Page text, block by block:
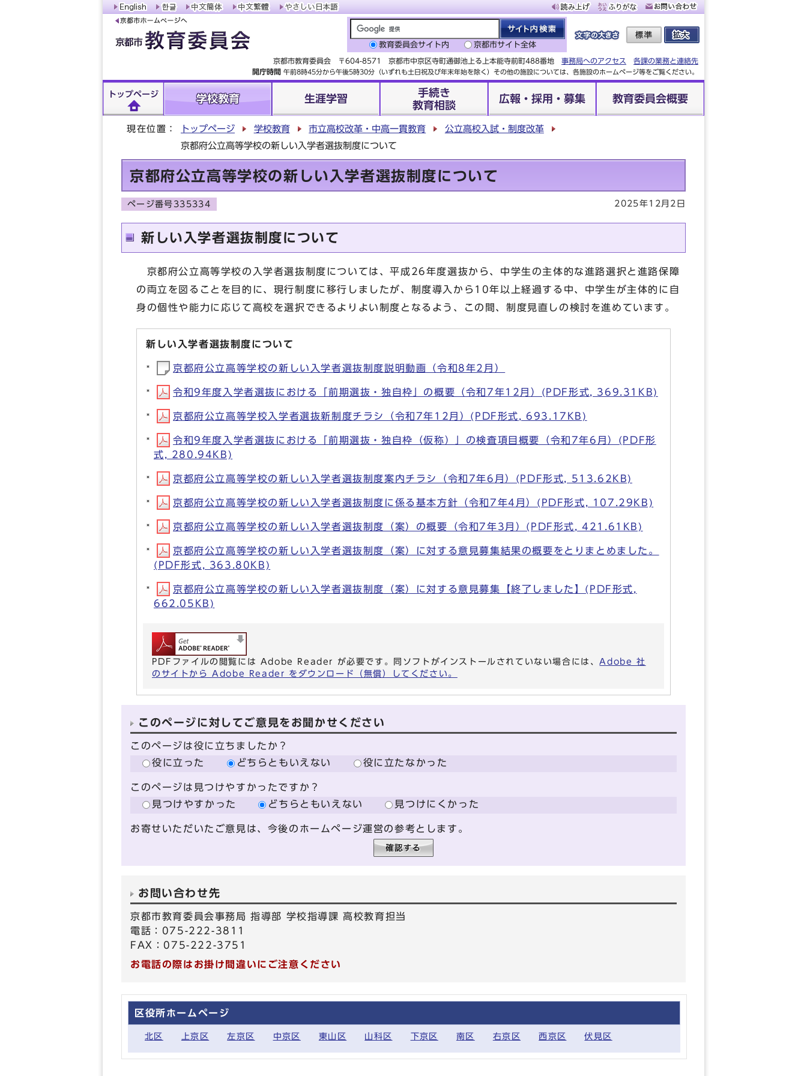
教育委員会サイト内 京都市サイト全体
京都市教育委員会 〒604-8571 京都市中京区寺町通御池上る上本能寺前町488番地 事務局へのアクセス
各課の業務と連絡先
開庁時間 午前8時45分から午後5時30分（いずれも土日祝及び年末年始を除く）その他の施設については、各施設のホームページ等をご覧ください。
トップページ 学校教育 生涯学習
手続き
教育相談
広報・採用・募集 教育委員会概要
現在位置： トップページ 学校教育 市立高校改革・中高一貫教育
公立高校入試・制度改革
京都府公立高等学校の新しい入学者選抜制度について
京都府公立高等学校の新しい入学者選抜制度について
ページ番号335334 2025年12月2日
新しい入学者選抜制度について
京都府公立高等学校の入学者選抜制度については、平成26年度選抜から、中学生の主体的な進路選択と進路保障
の両立を図ることを目的に、現行制度に移行しましたが、制度導入から10年以上経過する中、中学生が主体的に自
身の個性や能力に応じて高校を選択できるよりよい制度となるよう、この間、制度見直しの検討を進めています。
新しい入学者選抜制度について
京都府公立高等学校の新しい入学者選抜制度説明動画（令和8年2月）
令和9年度入学者選抜における「前期選抜・独自枠」の概要（令和7年12月）(PDF形式, 369.31KB)
京都府公立高等学校入学者選抜新制度チラシ（令和7年12月）(PDF形式, 693.17KB)
令和9年度入学者選抜における「前期選抜・独自枠（仮称）」の検査項目概要（令和7年6月）(PDF形
式, 280.94KB)
京都府公立高等学校の新しい入学者選抜制度案内チラシ（令和7年6月）(PDF形式, 513.62KB)
京都府公立高等学校の新しい入学者選抜制度に係る基本方針（令和7年4月）(PDF形式, 107.29KB)
京都府公立高等学校の新しい入学者選抜制度（案）の概要（令和7年3月）(PDF形式, 421.61KB)
京都府公立高等学校の新しい入学者選抜制度（案）に対する意見募集結果の概要をとりまとめました。
(PDF形式, 363.80KB)
京都府公立高等学校の新しい入学者選抜制度（案）に対する意見募集【終了しました】(PDF形式,
662.05KB)
PDFファイルの閲覧には Adobe Reader が必要です。同ソフトがインストールされていない場合には、Adobe 社
のサイトから Adobe Reader をダウンロード（無償）してください。
このページに対してご意見をお聞かせください
このページは役に立ちましたか？
役に立った
どちらともいえない 役に立たなかった
このページは見つけやすかったですか？
見つけやすかった
どちらともいえない 見つけにくかった
お寄せいただいたご意見は、今後のホームページ運営の参考とします。
お問い合わせ先
京都市教育委員会事務局 指導部 学校指導課 高校教育担当
電話：075-222-3811
FAX：075-222-3751
お電話の際はお掛け間違いにご注意ください
区役所ホームページ
北区 上京区 左京区 中京区 東山区 山科区 下京区 南区 右京区 西京区 伏見区